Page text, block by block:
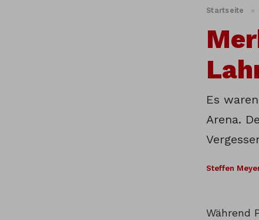
Startseite »
Es
Arena.
Steffen
Während